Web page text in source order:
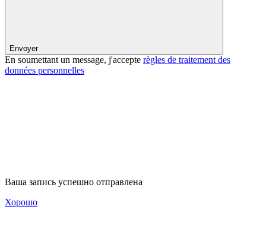
Envoyer
En soumettant un message, j'accepte règles de traitement des
données personnelles
Ваша запись успешно отправлена
Хорошо